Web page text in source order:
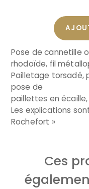
Pose de cannetille
rhodoïde, fil
Pailletage torsadé,
pose de
paillettes en
Les explications
Rochefort »
Ces